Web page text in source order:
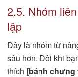
2.5. Nhóm
lập
Đây là nhóm từ
sâu hơn. Đôi khi
thích [bánh chưng